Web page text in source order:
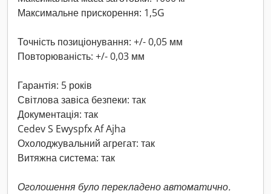
Максимальне прискорення: 1,5G
Точність позиціонування: +/- 0,05 мм
Повторюваність: +/- 0,03 мм
Гарантія: 5 років
Світлова завіса безпеки: так
Документація: так
Cedev S Ewyspfx Af Ajha
Охолоджувальний агрегат: так
Витяжна система: так
Оголошення було перекладено автоматично.